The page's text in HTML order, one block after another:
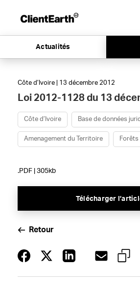
Actualités
Côte d’Ivoire | 13 décembre 2012
Loi 2012-1128 du 13
Côte d’Ivoire Base de données
Amenagement du Territoire Forêts
.PDF | 305kb
Télécharger
Retour